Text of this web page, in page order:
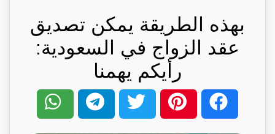
بهذه الطريقة يمكن تصديق
عقد الزواج في السعودية:
رأيكم يهمنا